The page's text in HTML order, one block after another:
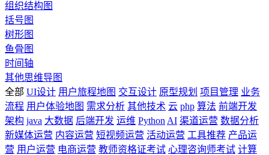
组织结构图
括号图
树形图
鱼骨图
时间轴
其他思维导图
全部 UI设计 用户旅程地图 交互设计 原型规划 项目管理 业务
流程 用户体验地图 需求分析 其他技术 云 php 算法 前端开发
架构 java 大数据 后端开发 运维 Python AI 渠道运营 数据分析
新媒体运营 内容运营 短视频运营 活动运营 工具推荐 产品运
营 用户运营 电商运营 教师资格证考试 心理咨询师考试 计算